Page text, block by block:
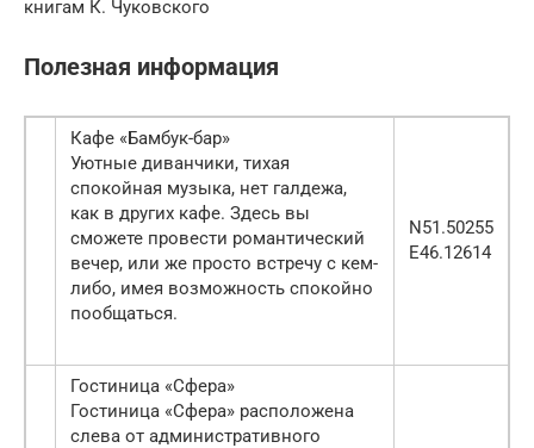
книгам К. Чуковского
Полезная информация
Кафе «Бамбук-бар»
Уютные диванчики, тихая
спокойная музыка, нет галдежа,
как в других кафе. Здесь вы
сможете провести романтический
вечер, или же просто встречу с кем-
либо, имея возможность спокойно
пообщаться.
N51.50255
E46.12614
Гостиница «Сфера»
Гостиница «Сфера» расположена
слева от административного